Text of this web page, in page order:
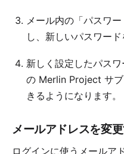
メール内の「パスワ
し、新しいパスワード
新しく設定したパス
の Merlin Project サ
きるようになります。
メールアドレスを変
ログインに使うメールア